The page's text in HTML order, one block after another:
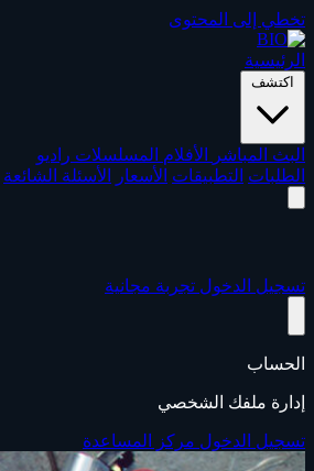
تخطي إلى المحتوى
الرئيسية
اكتشف
البث المباشر الأفلام المسلسلات راديو
الطلبات التطبيقات الأسعار الأسئلة الشائعة
تسجيل الدخول تجربة مجانية
الحساب
إدارة ملفك الشخصي
تسجيل الدخول مركز المساعدة